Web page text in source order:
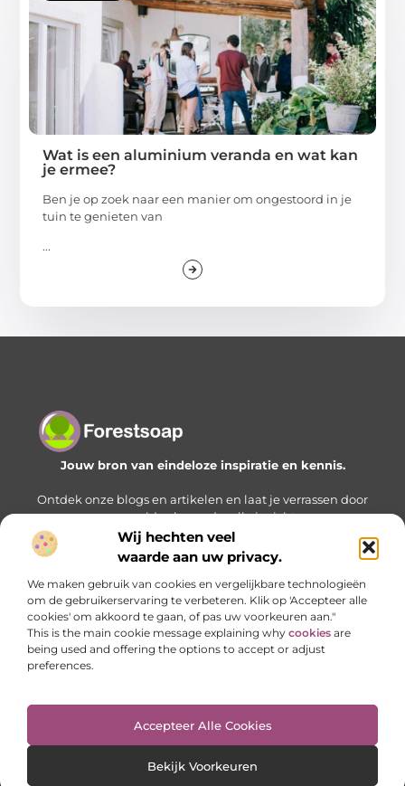
Wij hechten veel
waarde aan uw privacy.
We maken gebruik van cookies en vergelijkbare technologieën
om de gebruikerservaring te verbeteren. Klik op 'Accepteer alle
cookies' om akkoord te gaan, of pas uw voorkeuren aan."
This is the main cookie message explaining why cookies are
being used and offering the options to accept or adjust
preferences.
Accepteer Alle Cookies
Bekijk Voorkeuren
Wat is een aluminium veranda en wat kan
je ermee?
Ben je op zoek naar een manier om ongestoord in je
tuin te genieten van
...
Jouw bron van eindeloze inspiratie en kennis.
Ontdek onze blogs en artikelen en laat je verrassen door
een wereld vol waardevolle inzichten.
Bericht categorie
Onze informatie
Website index Cookiebeleid (EU)
@2025 www.forestsoap.nl. All Right Reserved.